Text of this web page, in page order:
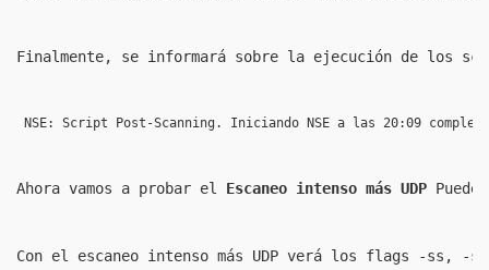
Finalmente, se informará sobre la ejecución de los
NSE: Script Post-Scanning. Iniciando NSE a las 20:09
Ahora vamos a probar el Escaneo intenso más UDP
Con el escaneo intenso más UDP verá los flags -ss,